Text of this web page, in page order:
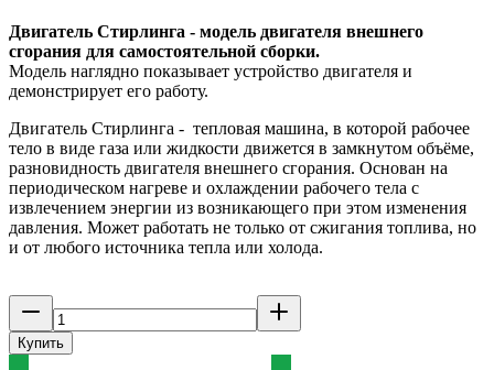
Двигатель Стирлинга - модель двигателя внешнего
сгорания для самостоятельной сборки.
Модель наглядно показывает устройство двигателя и
демонстрирует его работу.
Двигатель Стирлинга - тепловая машина, в которой рабочее
тело в виде газа или жидкости движется в замкнутом объёме,
разновидность двигателя внешнего сгорания. Основан на
периодическом нагреве и охлаждении рабочего тела с
извлечением энергии из возникающего при этом изменения
давления. Может работать не только от сжигания топлива, но
и от любого источника тепла или холода.
Купить